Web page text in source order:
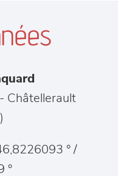
- Châtellerault
)
° /
°